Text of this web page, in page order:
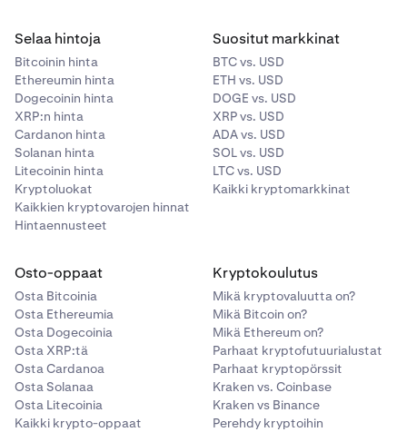
Selaa hintoja
Bitcoinin hinta
Ethereumin hinta
Dogecoinin hinta
XRP:n hinta
Cardanon hinta
Solanan hinta
Litecoinin hinta
Kryptoluokat
Kaikkien kryptovarojen hinnat
Hintaennusteet
Suositut markkinat
BTC vs. USD
ETH vs. USD
DOGE vs. USD
XRP vs. USD
ADA vs. USD
SOL vs. USD
LTC vs. USD
Kaikki kryptomarkkinat
Osto-oppaat
Osta Bitcoinia
Osta Ethereumia
Osta Dogecoinia
Osta XRP:tä
Osta Cardanoa
Osta Solanaa
Osta Litecoinia
Kaikki krypto-oppaat
Kryptokoulutus
Mikä kryptovaluutta on?
Mikä Bitcoin on?
Mikä Ethereum on?
Parhaat kryptofutuurialustat
Parhaat kryptopörssit
Kraken vs. Coinbase
Kraken vs Binance
Perehdy kryptoihin